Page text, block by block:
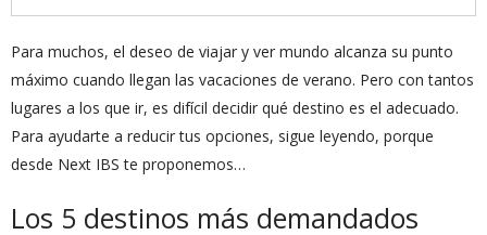
Para muchos, el deseo de viajar y ver mundo alcanza su punto
máximo cuando llegan las vacaciones de verano. Pero con tantos
lugares a los que ir, es difícil decidir qué destino es el adecuado.
Para ayudarte a reducir tus opciones, sigue leyendo, porque
desde Next IBS te proponemos…
Los 5 destinos más demandados